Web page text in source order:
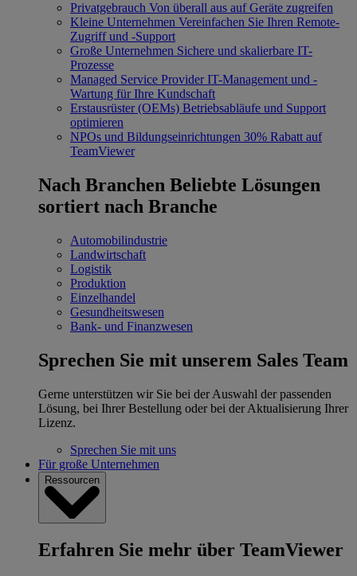
Privatgebrauch Von überall aus auf Geräte zugreifen
Kleine Unternehmen Vereinfachen Sie Ihren Remote-
Zugriff und -Support
Große Unternehmen Sichere und skalierbare IT-
Prozesse
Managed Service Provider IT-Management und -
Wartung für Ihre Kundschaft
Erstausrüster (OEMs) Betriebsabläufe und Support
optimieren
NPOs und Bildungseinrichtungen 30% Rabatt auf
TeamViewer
Nach Branchen Beliebte Lösungen
sortiert nach Branche
Automobilindustrie
Landwirtschaft
Logistik
Produktion
Einzelhandel
Gesundheitswesen
Bank- und Finanzwesen
Sprechen Sie mit unserem Sales Team
Gerne unterstützen wir Sie bei der Auswahl der passenden
Lösung, bei Ihrer Bestellung oder bei der Aktualisierung Ihrer
Lizenz.
Sprechen Sie mit uns
Für große Unternehmen
Ressourcen
Erfahren Sie mehr über TeamViewer